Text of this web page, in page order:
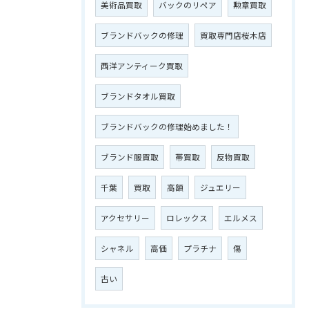
美術品買取 バックのリペア 勲章買取
ブランドバックの修理 買取専門店桜木店
西洋アンティーク買取
ブランドタオル買取
ブランドバックの修理始めました！
ブランド服買取 帯買取 反物買取
千葉 買取 高額 ジュエリー
アクセサリー ロレックス エルメス
シャネル 高価 プラチナ 傷
古い